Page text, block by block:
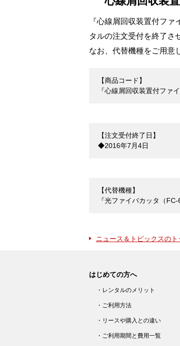
『心線屑回収装置付フ
タルの注文受付を終了さ
なお、代替機種をご用意
【商品コード】
『心線屑回収装置付ファ
【注文受付終了日】
◆2016年7月4日
【代替機種】
『光ファイバカッタ（
ニュース＆トピックスのト
はじめての方へ
・レンタルのメリット
・ご利用方法
・リースや購入との違い
・ご利用期間と費用一覧